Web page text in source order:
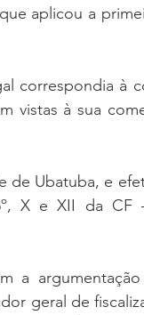
aplicou a
correspondia à
vistas à sua
de Ubatuba, e
X e XII da CF
a
geral de